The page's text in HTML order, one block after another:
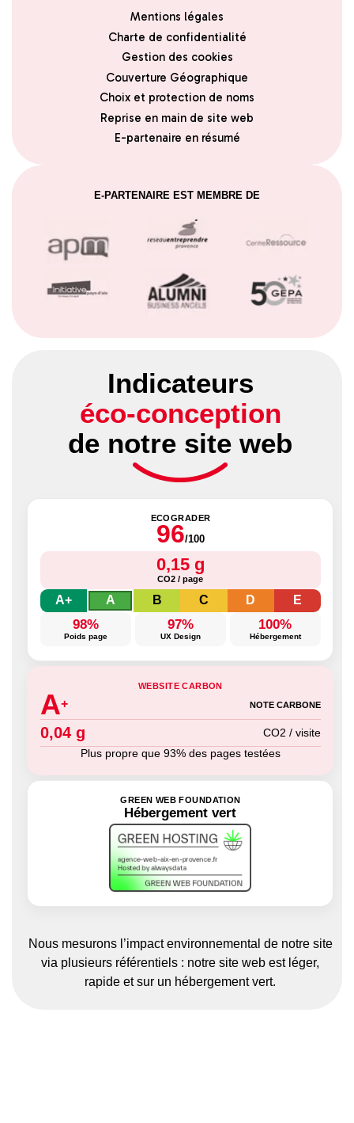
Mentions légales
Charte de confidentialité
Gestion des cookies
Couverture Géographique
Choix et protection de noms
Reprise en main de site web
E-partenaire en résumé
E-PARTENAIRE EST MEMBRE DE
Indicateurs
éco-conception
de notre site web
ECOGRADER
96/100
0,15 g
CO2 / page
A+ A B C D E
98%
Poids page
97%
UX Design
100%
Hébergement
WEBSITE CARBON
A+ NOTE CARBONE
0,04 g
CO2 / visite
Plus propre que 93% des pages testées
GREEN WEB FOUNDATION
Hébergement vert
Nous mesurons l’impact environnemental de notre site
via plusieurs référentiels : notre site web est léger,
rapide et sur un hébergement vert.